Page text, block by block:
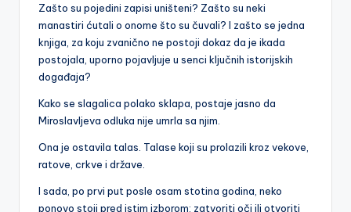
Zašto su pojedini zapisi uništeni? Zašto su neki
manastiri ćutali o onome što su čuvali? I zašto se jedna
knjiga, za koju zvanično ne postoji dokaz da je ikada
postojala, uporno pojavljuje u senci ključnih istorijskih
događaja?
Kako se slagalica polako sklapa, postaje jasno da
Miroslavljeva odluka nije umrla sa njim.
Ona je ostavila talas. Talase koji su prolazili kroz vekove,
ratove, crkve i države.
I sada, po prvi put posle osam stotina godina, neko
ponovo stoji pred istim izborom: zatvoriti oči ili otvoriti